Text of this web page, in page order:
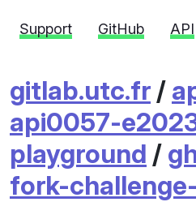
Support GitHub API
gitlab.utc.fr /
api0057-
playground /
fork-